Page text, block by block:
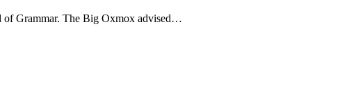
of Grammar. The Big Oxmox advised…